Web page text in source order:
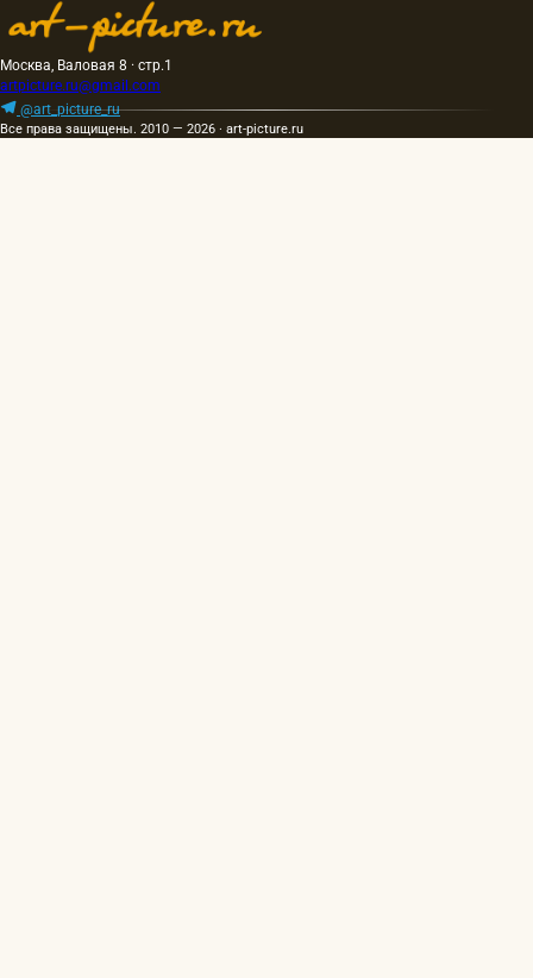
Москва, Валовая 8 · стр.1
artpicture.ru@gmail.com
@art_picture_ru
Все права защищены. 2010 — 2026 · art-picture.ru